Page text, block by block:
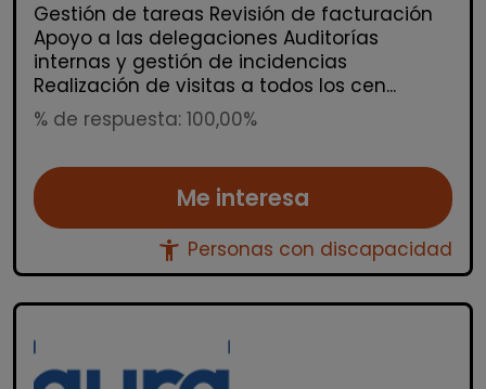
Gestión de tareas Revisión de facturación
Apoyo a las delegaciones Auditorías
internas y gestión de incidencias
Realización de visitas a todos los cen...
% de respuesta: 100,00%
Me interesa
accessibility_new Personas con discapacidad